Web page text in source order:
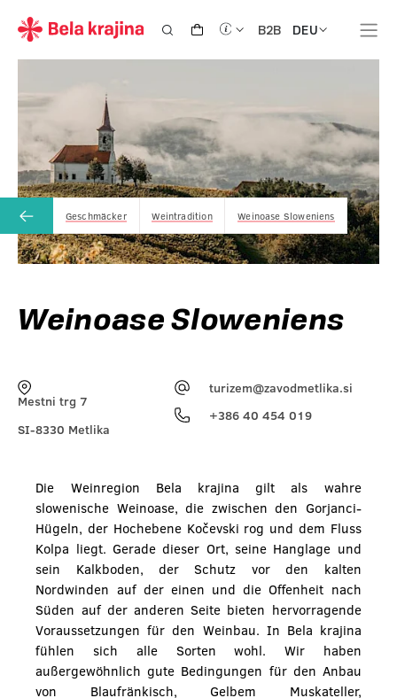
B2B DEU
Geschmäcker Weintradition Weinoase Sloweniens
Weinoase Sloweniens
Mestni trg 7
SI-8330 Metlika
turizem@zavodmetlika.si
+386 40 454 019
Die Weinregion Bela krajina gilt als wahre
slowenische Weinoase, die zwischen den Gorjanci-
Hügeln, der Hochebene Kočevski rog und dem Fluss
Kolpa liegt. Gerade dieser Ort, seine Hanglage und
sein Kalkboden, der Schutz vor den kalten
Nordwinden auf der einen und die Offenheit nach
Süden auf der anderen Seite bieten hervorragende
Voraussetzungen für den Weinbau. In Bela krajina
fühlen sich alle Sorten wohl. Wir haben
außergewöhnlich gute Bedingungen für den Anbau
von Blaufränkisch, Gelbem Muskateller,